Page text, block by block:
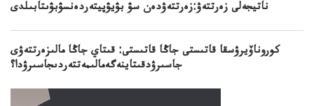
ناتيجەلى زەرتتەۋ:زەرتتەۋدەن سۋ بۋيۋپيتەردەنسۋبۋىتابىلدى
كوروناۆيرۋسقا قاتىستى جاڭا قاتىستى: قىتاي جاڭا مالىزەرتتەۋى
جاسىرۋدقىتاينەگەمالىمەتتەردىجاسىرۋدا؟